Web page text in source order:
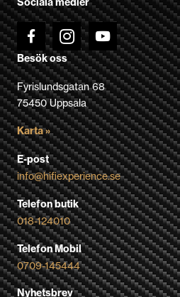
Besök oss
Fyrislundsgatan 68
75450 Uppsala
Karta »
E-post
info@hifiexperience.se
Telefon butik
018-124010
Telefon Mobil
0709-145444
Nyhetsbrev